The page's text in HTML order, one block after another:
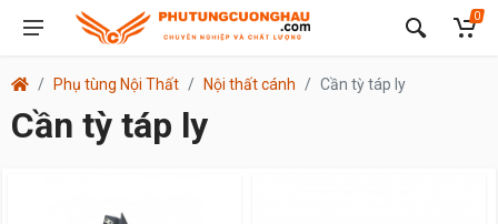
0
Phụ tùng Nội Thất Nội thất cánh Cần tỳ táp ly
Cần tỳ táp ly